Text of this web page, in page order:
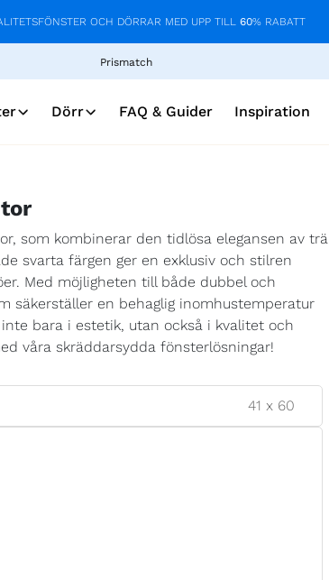
OCH DÖRRAR MED UPP TILL 60% RABATT
Prismatch
Dörr FAQ & Guider Inspiration
som kombinerar den tidlösa elegansen av trä
svarta färgen ger en exklusiv och stilren
Med möjligheten till både dubbel och
säkerställer en behaglig inomhustemperatur
bara i estetik, utan också i kvalitet och
våra skräddarsydda fönsterlösningar!
41 x 60